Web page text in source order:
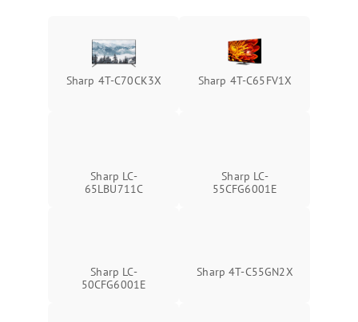
Sharp 4T-C70CK3X Sharp 4T-C65FV1X
Sharp LC-
65LBU711C
Sharp LC-
55CFG6001E
Sharp LC-
50CFG6001E
Sharp 4T-C55GN2X